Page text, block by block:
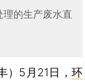
的生产废水直
） 5月21日，环